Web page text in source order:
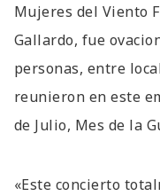
Mujeres del Viento
Gallardo, fue
personas, entre
reunieron en este
de Julio, Mes de la
«Este concierto